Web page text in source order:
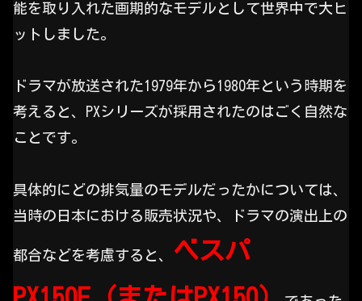
能を取り入れた画期的なモデルとして世界中で大ヒ
ットしました。
ドラマが放送された1979年から1980年という時期を
考えると、PXシリーズが採用されたのはごく自然な
ことです。
具体的にどの排気量のモデルだったかについては、
当時の日本における販売状況や、ドラマの演出上の
都合などを考慮すると、
ベスパ